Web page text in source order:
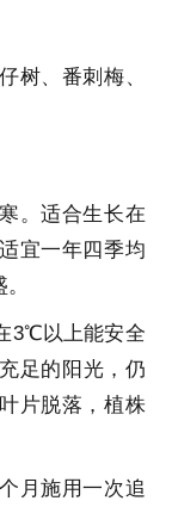
树、番刺梅、
。适合生长在
宜一年四季均
3℃以上能安全
足的阳光，仍
片脱落，植株
月施用一次追